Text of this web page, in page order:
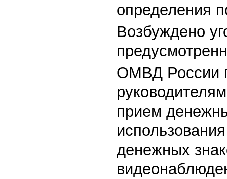
определения
Возбуждено
ОМВД России
прием
денежных